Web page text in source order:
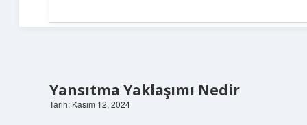
Yansıtma Yaklaşımı Nedir
Tarih: Kasım 12, 2024